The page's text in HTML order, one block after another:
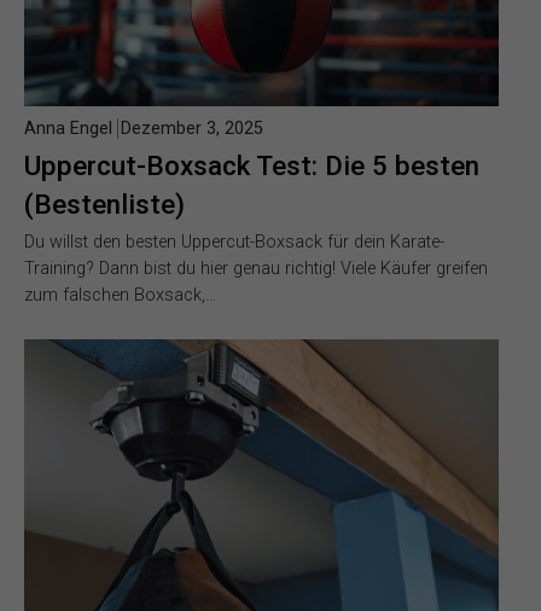
Uppercut-Boxsack Test: Die 5 besten
(Bestenliste)
Anna Engel Dezember 3, 2025
Du willst den besten Uppercut-Boxsack für dein Karate-
Training? Dann bist du hier genau richtig! Viele Käufer greifen
zum falschen Boxsack,…